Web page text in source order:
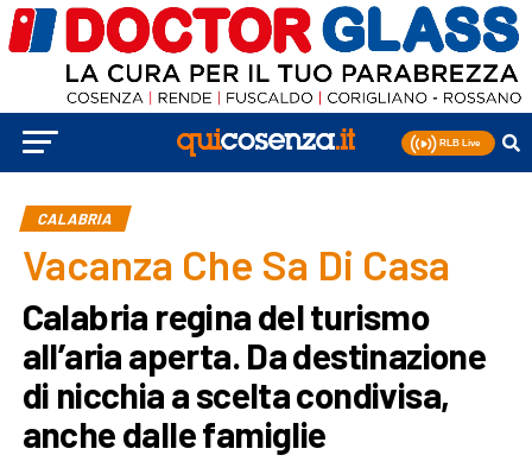
CALABRIA
Vacanza Che Sa Di Casa
Calabria regina del turismo
all’aria aperta. Da destinazione
di nicchia a scelta condivisa,
anche dalle famiglie